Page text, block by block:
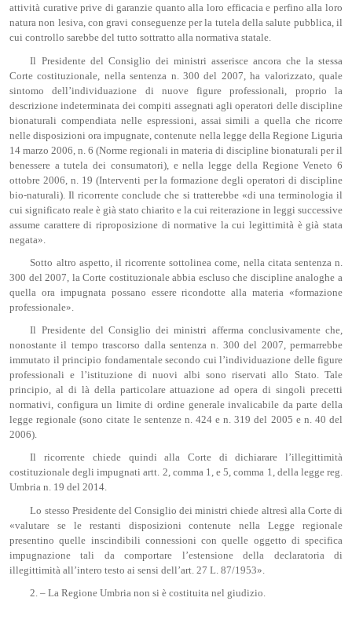
attività curative prive di garanzie quanto alla loro efficacia e perfino alla loro
natura non lesiva, con gravi conseguenze per la tutela della salute pubblica, il
cui controllo sarebbe del tutto sottratto alla normativa statale.
Il Presidente del Consiglio dei ministri asserisce ancora che la stessa
Corte costituzionale, nella sentenza n. 300 del 2007, ha valorizzato, quale
sintomo dell’individuazione di nuove figure professionali, proprio la
descrizione indeterminata dei compiti assegnati agli operatori delle discipline
bionaturali compendiata nelle espressioni, assai simili a quella che ricorre
nelle disposizioni ora impugnate, contenute nella legge della Regione Liguria
14 marzo 2006, n. 6 (Norme regionali in materia di discipline bionaturali per il
benessere a tutela dei consumatori), e nella legge della Regione Veneto 6
ottobre 2006, n. 19 (Interventi per la formazione degli operatori di discipline
bio-naturali). Il ricorrente conclude che si tratterebbe «di una terminologia il
cui significato reale è già stato chiarito e la cui reiterazione in leggi successive
assume carattere di riproposizione di normative la cui legittimità è già stata
negata».
Sotto altro aspetto, il ricorrente sottolinea come, nella citata sentenza n.
300 del 2007, la Corte costituzionale abbia escluso che discipline analoghe a
quella ora impugnata possano essere ricondotte alla materia «formazione
professionale».
Il Presidente del Consiglio dei ministri afferma conclusivamente che,
nonostante il tempo trascorso dalla sentenza n. 300 del 2007, permarrebbe
immutato il principio fondamentale secondo cui l’individuazione delle figure
professionali e l’istituzione di nuovi albi sono riservati allo Stato. Tale
principio, al di là della particolare attuazione ad opera di singoli precetti
normativi, configura un limite di ordine generale invalicabile da parte della
legge regionale (sono citate le sentenze n. 424 e n. 319 del 2005 e n. 40 del
2006).
Il ricorrente chiede quindi alla Corte di dichiarare l’illegittimità
costituzionale degli impugnati artt. 2, comma 1, e 5, comma 1, della legge reg.
Umbria n. 19 del 2014.
Lo stesso Presidente del Consiglio dei ministri chiede altresì alla Corte di
«valutare se le restanti disposizioni contenute nella Legge regionale
presentino quelle inscindibili connessioni con quelle oggetto di specifica
impugnazione tali da comportare l’estensione della declaratoria di
illegittimità all’intero testo ai sensi dell’art. 27 L. 87/1953».
2. – La Regione Umbria non si è costituita nel giudizio.